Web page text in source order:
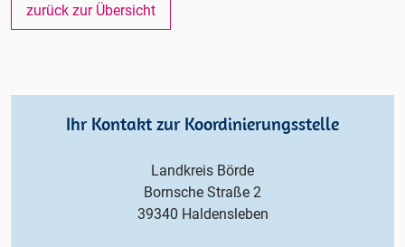
zurück zur Übersicht
Ihr Kontakt zur Koordinierungsstelle
Landkreis Börde
Bornsche Straße 2
39340 Haldensleben